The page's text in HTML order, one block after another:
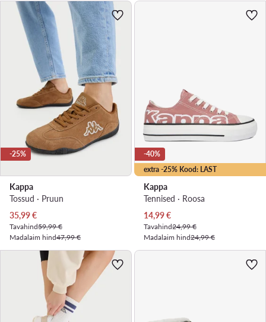
-25%
Kappa
Tossud · Pruun
Praegune hind
35,99€
Tavahind59,99 €
Madalaim hind47,99 €
extra -25% Kood: LAST
-40%
Kappa
Tennised · Roosa
Praegune hind
14,99€
Tavahind24,99 €
Madalaim hind24,99 €